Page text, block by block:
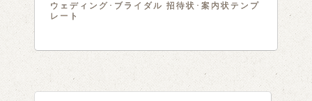
ウェディング･ブライダル 招待状･案内状テンプ
レート